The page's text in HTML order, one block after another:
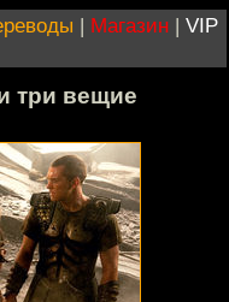
| Магазин | VIP
три вещие